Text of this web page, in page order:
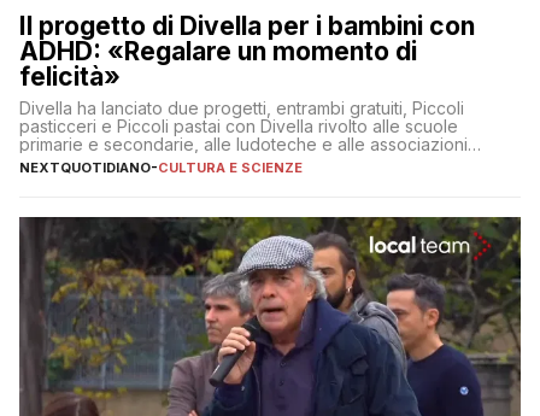
Il progetto di Divella per i bambini con
ADHD: «Regalare un momento di
felicità»
Divella ha lanciato due progetti, entrambi gratuiti, Piccoli
pasticceri e Piccoli pastai con Divella rivolto alle scuole
primarie e secondarie, alle ludoteche e alle associazioni
pugliesi che si occupano di bambini con ADHD
NEXTQUOTIDIANO-CULTURA E SCIENZE